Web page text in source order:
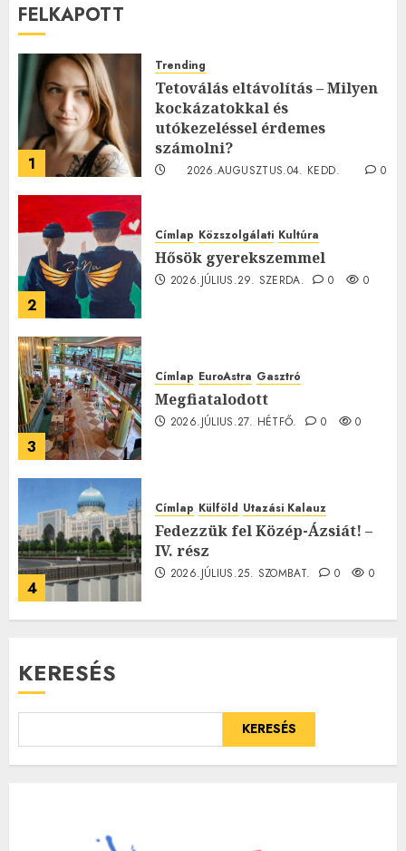
FELKAPOTT
1
Trending
Tetoválás eltávolítás – Milyen
kockázatokkal és
utókezeléssel érdemes
számolni?
2026.AUGUSZTUS.04. KEDD.
0
2
Címlap Közszolgálati Kultúra
Hősök gyerekszemmel
2026.JÚLIUS.29. SZERDA. 0 0
3
Címlap EuroAstra Gasztró
Megfiatalodott
2026.JÚLIUS.27. HÉTFŐ. 0 0
4
Címlap Külföld Utazási Kalauz
Fedezzük fel Közép-Ázsiát! –
IV. rész
2026.JÚLIUS.25. SZOMBAT. 0 0
KERESÉS
KERESÉS